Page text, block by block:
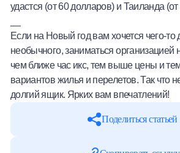
удастся (от 60 долларов) и Таиланда
Если на Новый год вам хочется чего-то
необычного, заниматься организацией
чем ближе час икс, тем выше цены и
вариантов жилья и перелетов. Так что
долгий ящик. Ярких вам впечатлений!
Поделиться статьей